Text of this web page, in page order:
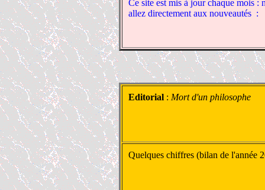
Ce site est mis à jour chaque mois :
allez directement aux nouveautés :
Editorial : Mort d'un philosophe
Quelques chiffres (bilan de l'année